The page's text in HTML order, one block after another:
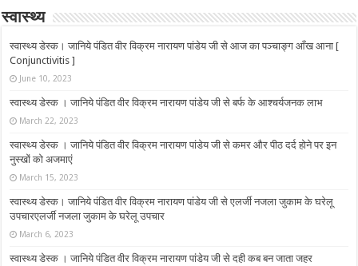
स्वास्थ्य
स्वास्थ्य डेस्क। जानिये पंडित वीर विक्रम नारायण पांडेय जी से आज का पञ्चाङ्ग आँख आना [
Conjunctivitis ]
June 10, 2023
स्वास्थ्य डेस्क । जानिये पंडित वीर विक्रम नारायण पांडेय जी से बर्फ के आश्चर्यजनक लाभ
March 22, 2023
स्वास्थ्य डेस्क । जानिये पंडित वीर विक्रम नारायण पांडेय जी से कमर और पीठ दर्द होने पर इन
नुस्‍खों को अजमाएं
March 15, 2023
स्वास्थ्य डेस्क। जानिये पंडित वीर विक्रम नारायण पांडेय जी से एलर्जी नजला जुकाम के घरेलू
उपचारएलर्जी नजला जुकाम के घरेलू उपचार
March 6, 2023
स्वास्थ्य डेस्क । जानिये पंडित वीर विक्रम नारायण पांडेय जी से दही कब बन जाता जहर